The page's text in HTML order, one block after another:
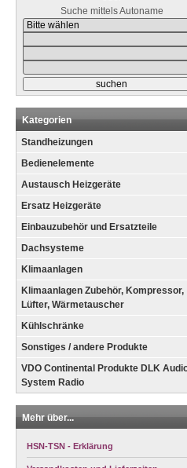
Suche mittels Autoname
Kategorien
Standheizungen
Bedienelemente
Austausch Heizgeräte
Ersatz Heizgeräte
Einbauzubehör und Ersatzteile
Dachsysteme
Klimaanlagen
Klimaanlagen Zubehör, Kompressor,
Lüfter, Wärmetauscher
Kühlschränke
Sonstiges / andere Produkte
VDO Continental Produkte DLK
System Radio
Mehr über...
HSN-TSN - Erklärung